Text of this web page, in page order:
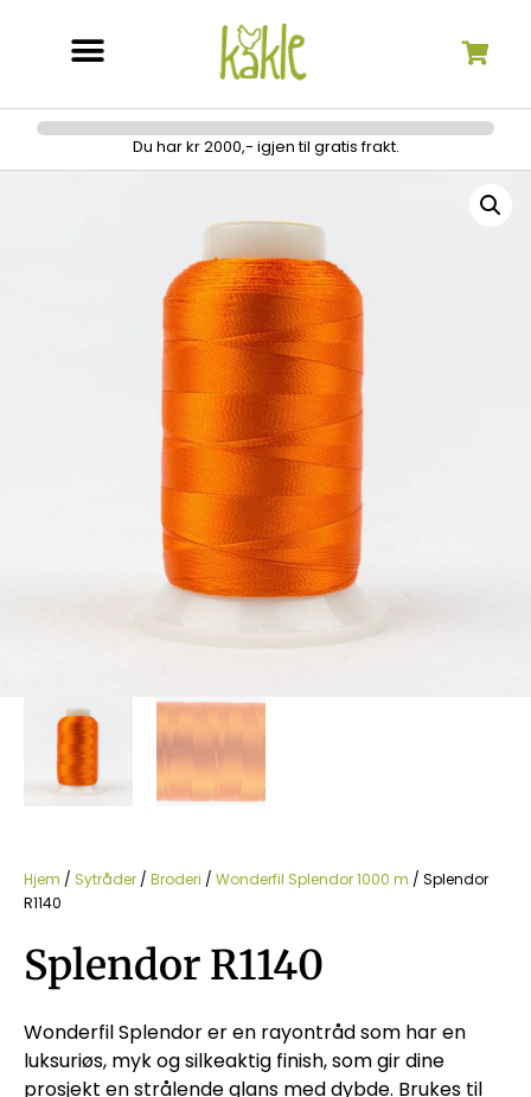
Du har kr 2000,- igjen til gratis frakt.
Hjem / Sytråder / Broderi / Wonderfil Splendor 1000 m / Splendor
R1140
Splendor R1140
Wonderfil Splendor er en rayontråd som har en
luksuriøs, myk og silkeaktig finish, som gir dine
prosjekt en strålende glans med dybde. Brukes til